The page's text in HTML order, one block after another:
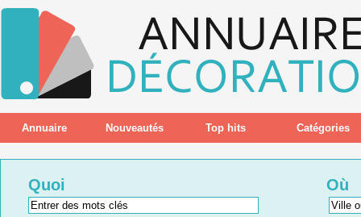
Annuaire Nouveautés Top hits Catégories
Quoi Où